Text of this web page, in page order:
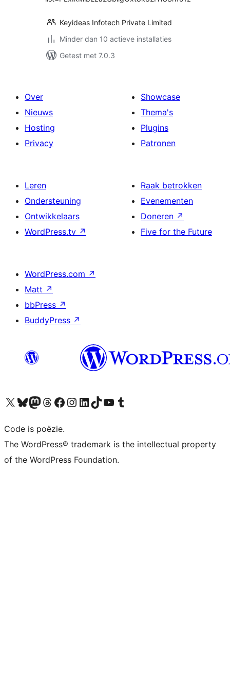
Keyideas Infotech Private Limited
Minder dan 10 actieve installaties
Getest met 7.0.3
Over
Nieuws
Hosting
Privacy
Showcase
Thema's
Plugins
Patronen
Leren
Ondersteuning
Ontwikkelaars
WordPress.tv ↗
Raak betrokken
Evenementen
Doneren ↗
Five for the Future
WordPress.com ↗
Matt ↗
bbPress ↗
BuddyPress ↗
Bezoek ons X (voorheen Twitter) account
Bezoek ons Bluesky account
Bezoek ons Mastodon account
Bezoek ons Threads account
Onze Facebook pagina bezoeken
Bezoek ons Instagram account
Bezoek ons LinkedIn account
Bezoek ons TikTok account
Bezoek ons YouTube kanaalBezoek ons Tumblr account
Code is poëzie.
The WordPress® trademark is the intellectual property
of the WordPress Foundation.